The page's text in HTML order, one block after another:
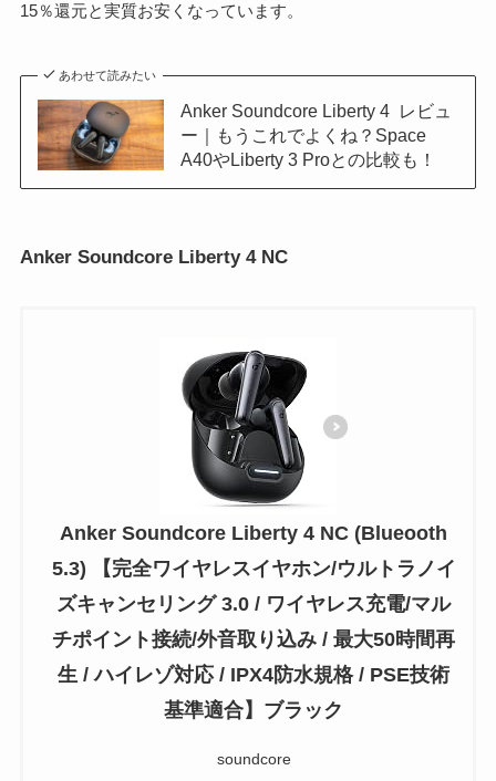
15％還元と実質お安くなっています。
あわせて読みたい
Anker Soundcore Liberty 4 レビュ
ー｜もうこれでよくね？Space
A40やLiberty 3 Proとの比較も！
Anker Soundcore Liberty 4 NC
Anker Soundcore Liberty 4 NC (Blueooth
5.3) 【完全ワイヤレスイヤホン/ウルトラノイ
ズキャンセリング 3.0 / ワイヤレス充電/マル
チポイント接続/外音取り込み / 最大50時間再
生 / ハイレゾ対応 / IPX4防水規格 / PSE技術
基準適合】ブラック
soundcore